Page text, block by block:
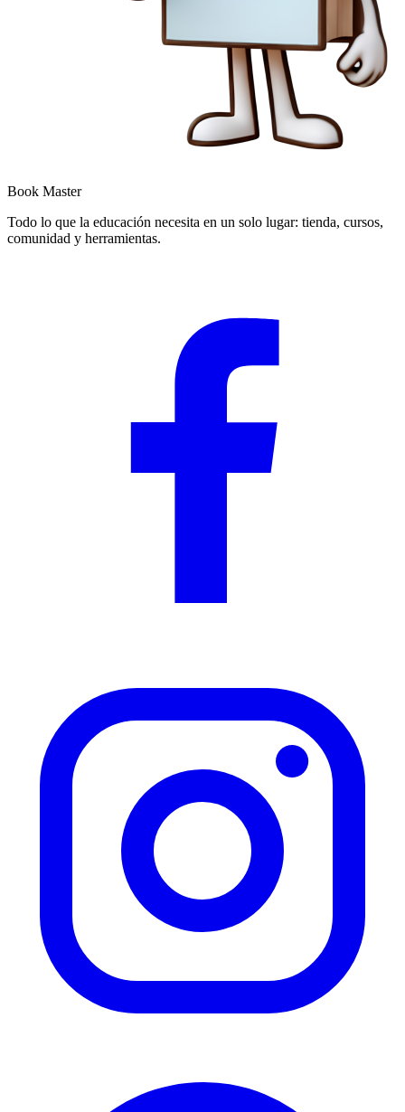
Book Master
Todo lo que la educación necesita en un solo lugar: tienda, cursos,
comunidad y herramientas.